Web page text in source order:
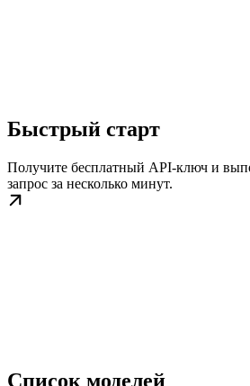
Быстрый старт
Получите бесплатный API-ключ и
запрос за несколько минут.
Список моделей